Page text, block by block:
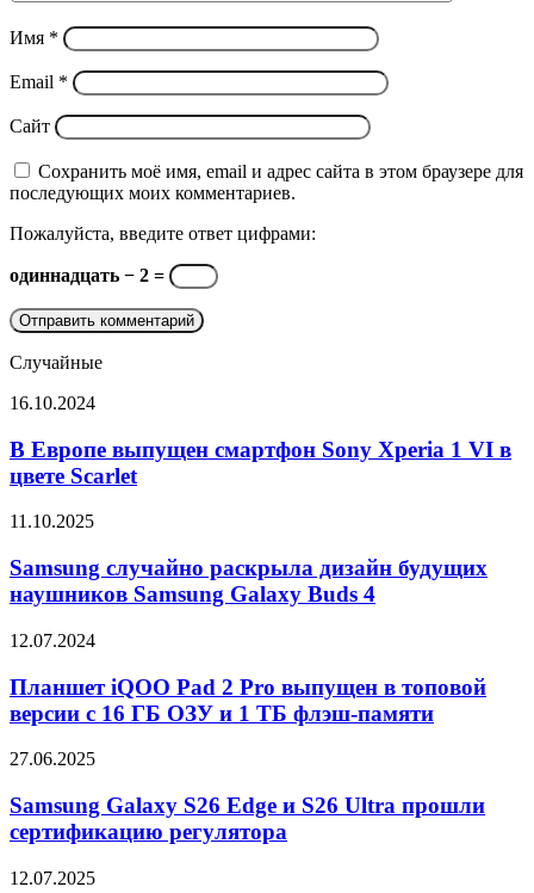
Имя *
Email *
Сайт
Сохранить моё имя, email и адрес сайта в этом браузере для
последующих моих комментариев.
Пожалуйста, введите ответ цифрами:
одиннадцать − 2 =
Случайные
В
выпущен
смартфон
Sony
1
в
цвете
16.10.2024
В Европе выпущен смартфон Sony Xperia 1 VI в
цвете Scarlet
Samsung
раскрыла
дизайн
будущих
Samsung
Buds
4
11.10.2025
Samsung случайно раскрыла дизайн будущих
наушников Samsung Galaxy Buds 4
Планшет
Pad
2
Pro
в
версии
с
ГБ
12.07.2024
Планшет iQOO Pad 2 Pro выпущен в топовой
версии с 16 ГБ ОЗУ и 1 ТБ флэш-памяти
Samsung
S26
Edge
и
Ultra
27.06.2025
Samsung Galaxy S26 Edge и S26 Ultra прошли
сертификацию регулятора
Появились
12.07.2025